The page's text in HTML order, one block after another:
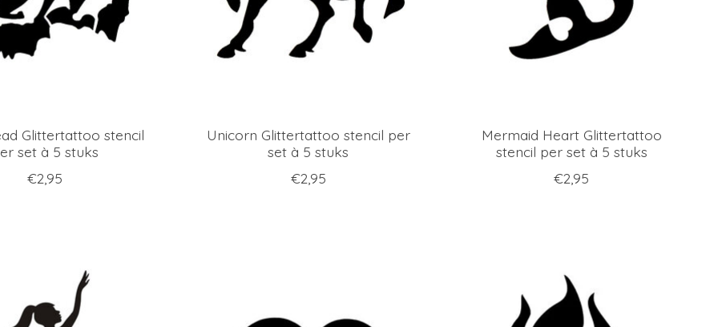
Glittertattoo stencil
set à 5 stuks
€2,95
Unicorn Glittertattoo stencil per
set à 5 stuks
€2,95
Mermaid Heart Glittertattoo
stencil per set à 5 stuks
€2,95